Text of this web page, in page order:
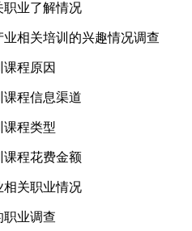
职业了解情况
相关培训的兴趣情况调查
程原因
课程信息渠道
课程类型
课程花费金额
相关职业情况
职业调查